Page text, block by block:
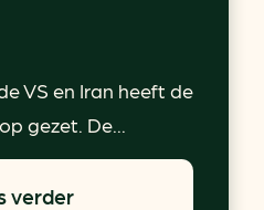
VS en Iran heeft de
gezet. De...
verder